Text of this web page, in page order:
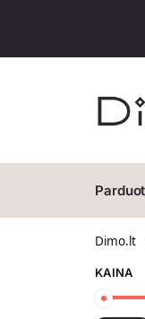
Dimo.lt
KAINA